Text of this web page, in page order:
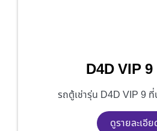
D4D VIP
รถตู้เช่ารุ่น D4D VIP 9
ดูรายละเอีย